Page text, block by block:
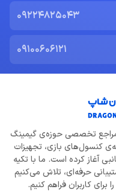
09224825043
09100606121
یکی از مراجع تخصصی حوزه‌ی گیمینگ
کنسول‌های بازی، تجهیزات
آغاز کرده است. ما با تکیه
حرفه‌ای، تلاش می‌کنیم
کاربران فراهم کنیم.